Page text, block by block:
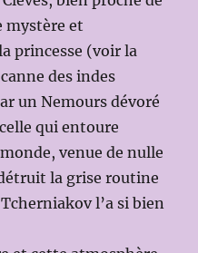
mystère et
princesse (voir la
des indes
un Nemours dévoré
qui entoure
venue de nulle
la grise routine
l’a si bien